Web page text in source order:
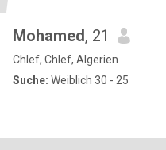
Mohamed, 21
Chlef, Chlef, Algerien
Suche: Weiblich 30 - 25